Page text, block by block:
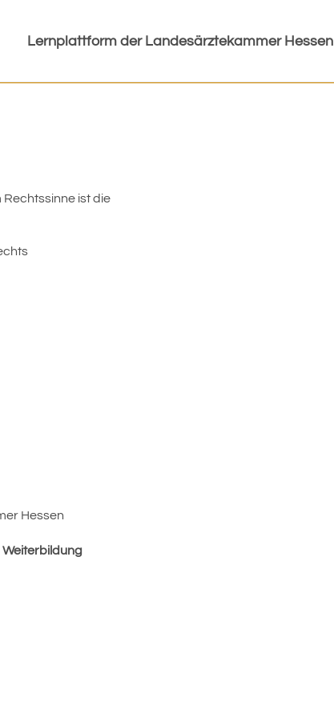
Lernplattform der Landesärztekammer Hessen
ist die
Hessen